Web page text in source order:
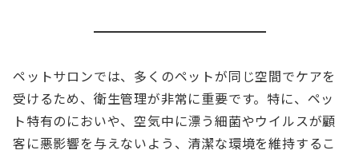
ペットサロンでは、多くのペットが同じ空間でケアを
受けるため、衛生管理が非常に重要です。特に、ペッ
ト特有のにおいや、空気中に漂う細菌やウイルスが顧
客に悪影響を与えないよう、清潔な環境を維持するこ